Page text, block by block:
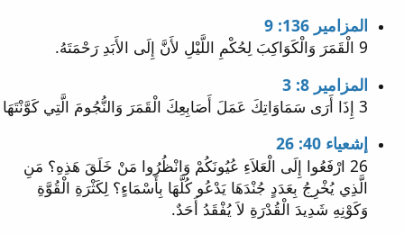
المزامير 136: 9
9 الْقَمَرَ وَالْكَوَاكِبَ لِحُكْمِ اللَّيْلِ لأَنَّ إِلَى الأَبَدِ رَحْمَتَهُ.
المزامير 8: 3
3 إِذَا أَرَى سَمَاوَاتِكَ عَمَلَ أَصَابِعِكَ الْقَمَرَ وَالنُّجُومَ الَّتِي كَوَّنْتَهَا
إشعياء 40: 26
26 ارْفَعُوا إِلَى الْعَلاَءِ عُيُونَكُمْ وَانْظُرُوا مَنْ خَلَقَ هَذِهِ؟ مَنِ
الَّذِي يُخْرِجُ بِعَدَدٍ جُنْدَهَا يَدْعُو كُلَّهَا بِأَسْمَاءٍ؟ لِكَثْرَةِ الْقُوَّةِ
وَكَوْنِهِ شَدِيدَ الْقُدْرَةِ لاَ يُفْقَدُ أَحَدٌ.